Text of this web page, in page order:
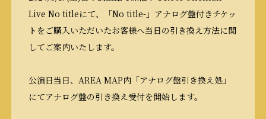
Live No titleにて、「No title-」アナログ盤付きチケッ
トをご購入いただいたお客様へ当日の引き換え方法に関
してご案内いたします。
公演日当日、AREA MAP内「アナログ盤引き換え処」
にてアナログ盤の引き換え受付を開始します。